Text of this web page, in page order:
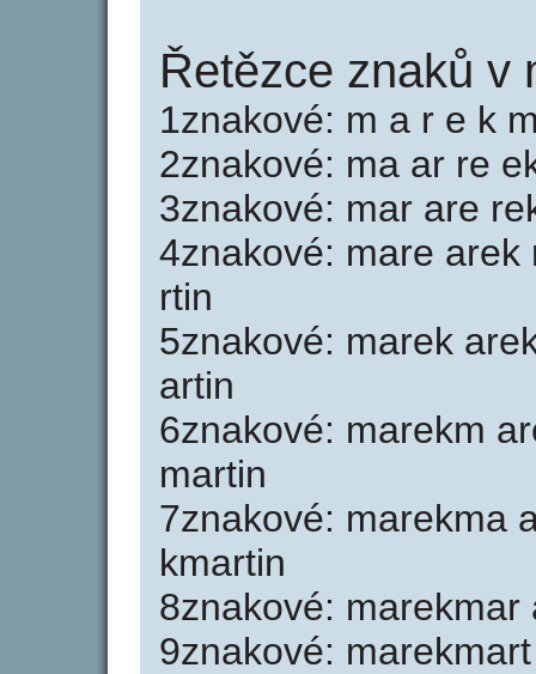
Řetězce znaků v
1znakové: m a r e k
2znakové: ma ar re
3znakové: mar are
4znakové: mare
rtin
5znakové: marek
artin
6znakové: marekm
martin
7znakové: marekma
kmartin
8znakové:
9znakové: